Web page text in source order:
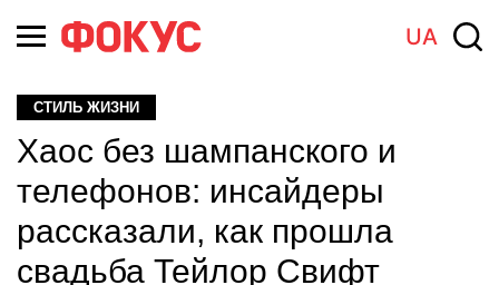
UA
СТИЛЬ ЖИЗНИ
Хаос без шампанского и
телефонов: инсайдеры
рассказали, как прошла
свадьба Тейлор Свифт